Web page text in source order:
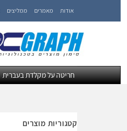
אודות מאמרים ממליצים
חריטה על מקלדת בעברית
קטגוריות מוצרים